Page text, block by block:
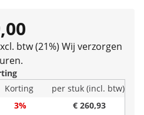
btw (21%) Wij verzorgen
Korting
per stuk (incl. btw)
3%
€ 260,93